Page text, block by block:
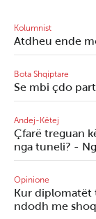
Kolumnist
Atdheu ende
Bota Shqiptare
Se mbi çdo
Andej-Këtej
Çfarë treguan
nga tuneli? -
Opinione
Kur diplomatët
ndodh me